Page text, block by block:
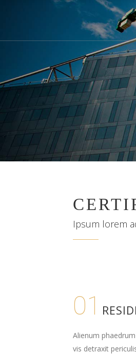
Ipsum lorem
01
Alienum
vis detraxit